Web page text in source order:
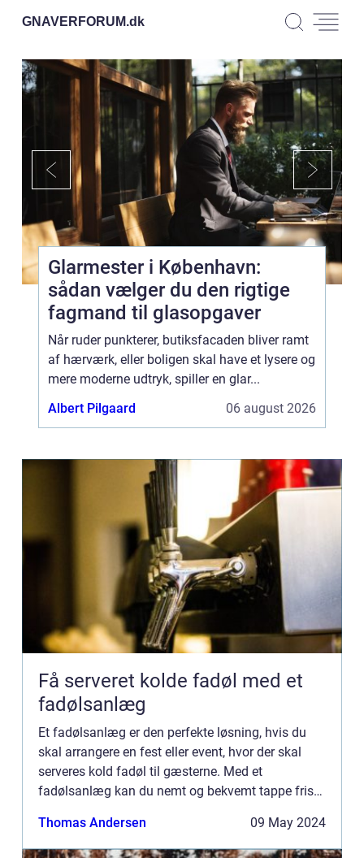
GNAVERFORUM.dk
Glarmester i København:
sådan vælger du den rigtige
fagmand til glasopgaver
Når ruder punkterer, butiksfacaden bliver ramt
af hærværk, eller boligen skal have et lysere og
mere moderne udtryk, spiller en glar...
Albert Pilgaard
06 august 2026
Få serveret kolde fadøl med et
fadølsanlæg
Et fadølsanlæg er den perfekte løsning, hvis du
skal arrangere en fest eller event, hvor der skal
serveres kold fadøl til gæsterne. Med et
fadølsanlæg kan du nemt og bekvemt tappe frisk
alle får en op...
Thomas Andersen 09 May 2024